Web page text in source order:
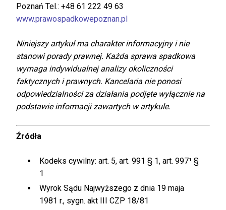
Poznań Tel.: +48 61 222 49 63
www.prawospadkowepoznan.pl
Niniejszy artykuł ma charakter informacyjny i nie
stanowi porady prawnej. Każda sprawa spadkowa
wymaga indywidualnej analizy okoliczności
faktycznych i prawnych. Kancelaria nie ponosi
odpowiedzialności za działania podjęte wyłącznie na
podstawie informacji zawartych w artykule.
Źródła
Kodeks cywilny: art. 5, art. 991 § 1, art. 997¹ §
1
Wyrok Sądu Najwyższego z dnia 19 maja
1981 r., sygn. akt III CZP 18/81